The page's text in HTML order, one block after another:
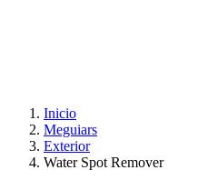
Inicio
Meguiars
Exterior
Water Spot Remover